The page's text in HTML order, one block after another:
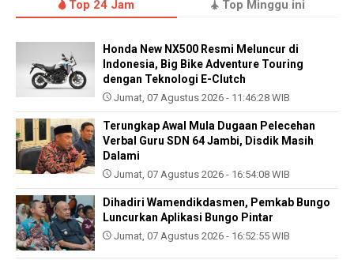
Top 24 Jam Top Minggu ini
Honda New NX500 Resmi Meluncur di
Indonesia, Big Bike Adventure Touring
dengan Teknologi E-Clutch
Jumat, 07 Agustus 2026 - 11:46:28 WIB
Terungkap Awal Mula Dugaan Pelecehan
Verbal Guru SDN 64 Jambi, Disdik Masih
Dalami
Jumat, 07 Agustus 2026 - 16:54:08 WIB
Dihadiri Wamendikdasmen, Pemkab Bungo
Luncurkan Aplikasi Bungo Pintar
Jumat, 07 Agustus 2026 - 16:52:55 WIB